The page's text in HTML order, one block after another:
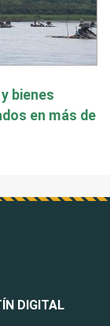
bienes
en más de
DIGITAL